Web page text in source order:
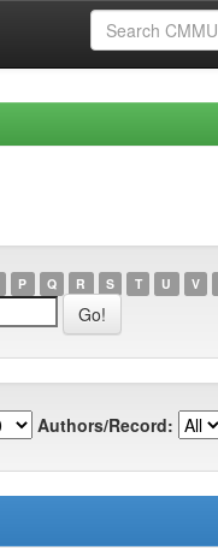
P Q R S T U V
Authors/Record: